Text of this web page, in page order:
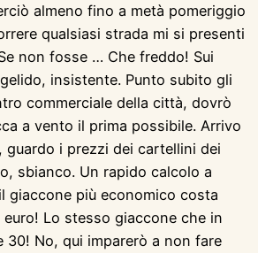
almeno fino a metà pomeriggio
qualsiasi strada mi si presenti
non fosse … Che freddo! Sui
insistente. Punto subito gli
commerciale della città, dovrò
a vento il prima possibile. Arrivo
guardo i prezzi dei cartellini dei
sbianco. Un rapido calcolo a
giaccone più economico costa
euro! Lo stesso giaccone che in
30! No, qui imparerò a non fare